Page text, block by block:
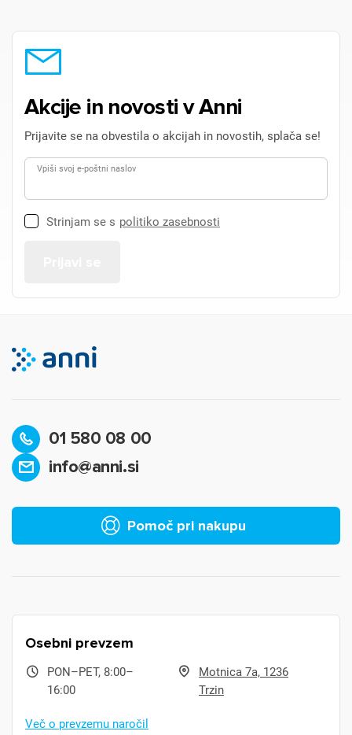
Akcije in novosti v Anni
Prijavite se na obvestila o akcijah in novostih, splača se!
Vpiši svoj e-poštni naslov
Strinjam se s politiko zasebnosti
01 580 08 00
info@anni.si
Pomoč pri nakupu
Osebni prevzem
PON–PET, 8:00–
16:00
Motnica 7a, 1236
Trzin
Več o prevzemu naročil
Prijava
Za dodajanje na seznam želja morate biti prijavljeni.